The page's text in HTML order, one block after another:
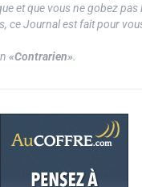
et que vous ne gobez pas
ce Journal est fait pour
«Contrarien».